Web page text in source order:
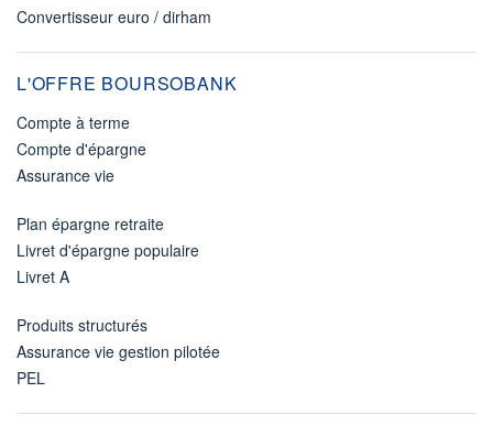
Convertisseur euro / dirham
L'OFFRE BOURSOBANK
Compte à terme
Compte d'épargne
Assurance vie
Plan épargne retraite
Livret d'épargne populaire
Livret A
Produits structurés
Assurance vie gestion pilotée
PEL